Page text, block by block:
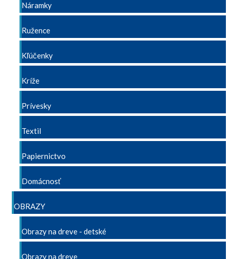
Náramky
Ružence
Kľúčenky
Kríže
Prívesky
Textil
Papiernictvo
Domácnosť
OBRAZY
Obrazy na dreve - detské
Obrazy na dreve